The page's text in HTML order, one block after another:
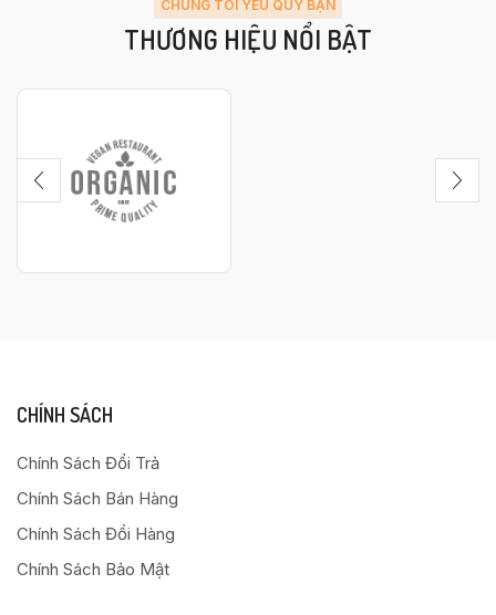
CHÚNG TÔI YÊU QUÝ BẠN
THƯƠNG HIỆU NỔI BẬT
CHÍNH SÁCH
Chính Sách Đổi Trả
Chính Sách Bán Hàng
Chính Sách Đổi Hàng
Chính Sách Bảo Mật